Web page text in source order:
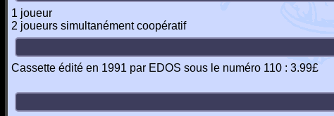
1 joueur
2 joueurs simultanément coopératif
Cassette édité en 1991 par EDOS sous le numéro 110 : 3.99£